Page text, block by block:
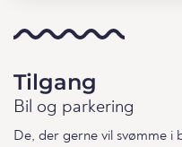
Tilgang
Bil og parkering
De, der gerne vil svømme i